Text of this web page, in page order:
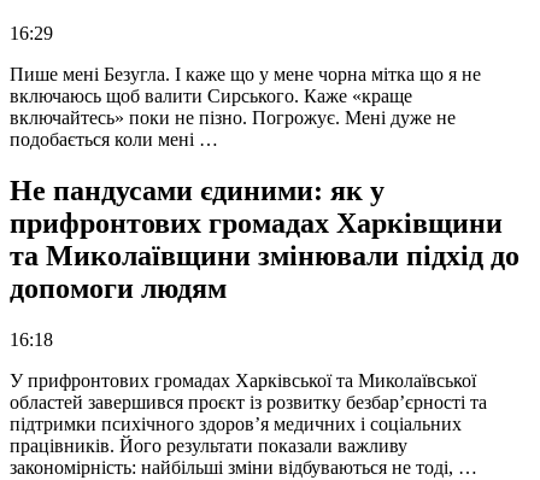
16:29
Пише мені Безугла. І каже що у мене чорна мітка що я не
включаюсь щоб валити Сирського. Каже «краще
включайтесь» поки не пізно. Погрожує. Мені дуже не
подобається коли мені …
Не пандусами єдиними: як у
прифронтових громадах Харківщини
та Миколаївщини змінювали підхід до
допомоги людям
16:18
У прифронтових громадах Харківської та Миколаївської
областей завершився проєкт із розвитку безбар’єрності та
підтримки психічного здоров’я медичних і соціальних
працівників. Його результати показали важливу
закономірність: найбільші зміни відбуваються не тоді, …